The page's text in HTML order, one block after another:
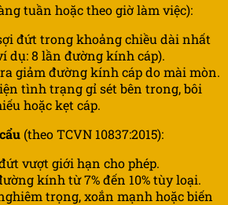
tuần hoặc theo giờ làm việc):
đứt trong khoảng chiều dài nhất
dụ: 8 lần đường kính cáp).
giảm đường kính cáp do mài mòn.
tình trạng gỉ sét bên trong, bôi
hoặc kẹt cáp.
(theo TCVN 10837:2015):
vượt giới hạn cho phép.
kính từ 7% đến 10% tùy loại.
trọng, xoắn mạnh hoặc biến